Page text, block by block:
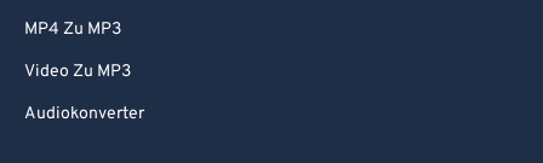
MP4 Zu MP3
Video Zu MP3
Audiokonverter